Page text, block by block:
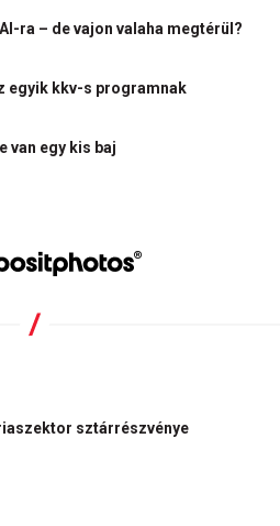
ra – de vajon valaha megtérül?
egyik kkv-s programnak
van egy kis baj
sztárrészvénye